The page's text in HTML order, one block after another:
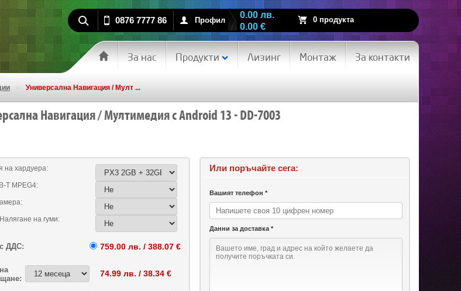
0876 7777 86 Профил 0 продукта
0.00 лв.
0.00 €
За нас Продукти Лизинг Монтаж За контакти
» Универсална Навигация / Мулт ...
Навигация / Мултимедия с Android 13 - DD-7003
на хардуера:
T MPEG4:
на гуми:
ДДС: 759.00 лв. / 388.07 €
74.99 лв. / 38.34 €
Или поръчайте сега:
Вашият телефон *
Данни за доставка *